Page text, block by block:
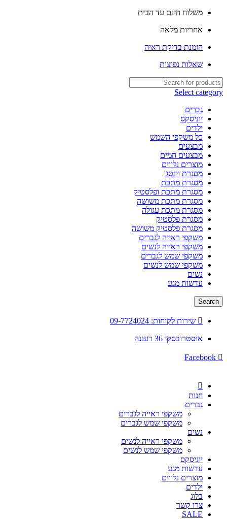
מַעֲרֶכֶת
בִּקְלִיק
הַמְּסַיַּעַת
לִנְגִישׁוּת
הָאֲתָר.
משלוח חינם עד הבית
אחריות מלאה
הזמנת בדיקת ראיה
שאלות נפוצות
Select category
גברים
יוניסקס
ילדים
כל משקפי השמש
מבצעים
מבצעים חמים
מוצרים נלווים
מסגרת וינטג'
מסגרת מתכת
מסגרת מתכת ופלסטיק
מסגרת מתכת משושה
מסגרת מתכת עגולה
מסגרת פלסטיק
מסגרת פלסטיק משושה
משקפי ראייה לגברים
משקפי ראייה לנשים
משקפי שמש לגברים
משקפי שמש לנשים
נשים
עדשות מגע
Search
שירות לקוחות: 09-7724024
אוסטרובסקי 36 רעננה
Facebook
חנות
גברים
משקפי ראייה לגברים
משקפי שמש לגברים
נשים
משקפי ראייה לנשים
משקפי שמש לנשים
יוניסקס
עדשות מגע
מוצרים נלווים
ילדים
בלוג
צרו קשר
SALE